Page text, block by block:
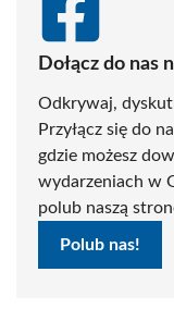
Dołącz do nas
Odkrywaj,
Przyłącz się do
gdzie możesz
wydarzeniach w
polub naszą
Polub nas!